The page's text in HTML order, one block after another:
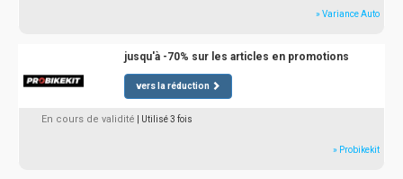
» Variance Auto
jusqu'à -70% sur les articles en promotions
vers la réduction
En cours de validité | Utilisé 3 fois
» Probikekit